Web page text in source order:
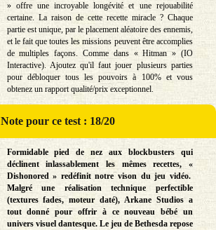
» offre une incroyable longévité et une rejouabilité
certaine. La raison de cette recette miracle ? Chaque
partie est unique, par le placement aléatoire des ennemis,
et le fait que toutes les missions peuvent être accomplies
de multiples façons. Comme dans « Hitman » (IO
Interactive). Ajoutez qu'il faut jouer plusieurs parties
pour débloquer tous les pouvoirs à 100% et vous
obtenez un rapport qualité/prix exceptionnel.
Notepour ce test : 18/20
Formidable pied de nez aux blockbusters qui
déclinent inlassablement les mêmes recettes, «
Dishonored » redéfinit notre vison du jeu vidéo.
Malgré une réalisation technique perfectible
(textures fades, moteur daté), Arkane Studios a
tout donné pour offrir à ce nouveau bébé un
univers visuel dantesque. Le jeu de Bethesda repose